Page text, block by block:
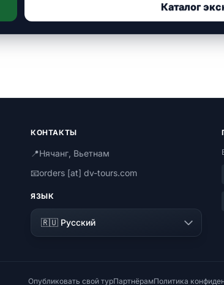
Каталог
КОНТАКТЫ
📍Нячанг, Вьетнам
📧orders [at] dv-tours.com
ЯЗЫК
Опубликовать свой турПартнёрамПолитика